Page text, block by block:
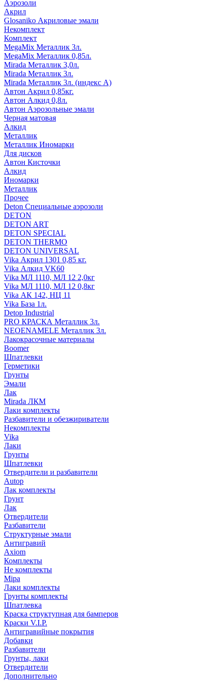
Аэрозоли
Акрил
Glosaniko Акриловые эмали
Некомплект
Комплект
MegaMix Металлик 3л.
MegaMix Металлик 0,85л.
Mirada Металлик 3,0л.
Mirada Металлик 3л.
Mirada Металлик 3л. (индекс А)
Автон Акрил 0,85кг.
Автон Алкид 0,8л.
Автон Аэрозольные эмали
Черная матовая
Алкид
Металлик
Металлик Иномарки
Для дисков
Автон Кисточки
Алкид
Иномарки
Металлик
Прочее
Deton Специальные аэрозоли
DETON
DETON ART
DETON SPECIAL
DETON THERMO
DETON UNIVERSAL
Vika Акрил 1301 0,85 кг.
Vika Алкид VK60
Vika МЛ 1110, МЛ 12 2,0кг
Vika МЛ 1110, МЛ 12 0,8кг
Vika АК 142, НЦ 11
Vika База 1л.
Detop Industrial
PRO КРАСКА Металлик 3л.
NEOENAMELE Металлик 3л.
Лакокрасочные материалы
Boomer
Шпатлевки
Герметики
Грунты
Эмали
Лак
Mirada ЛКМ
Лаки комплекты
Разбавители и обезжириватели
Некомплекты
Vika
Лаки
Грунты
Шпатлевки
Отвердители и разбавители
Autop
Лак комплекты
Грунт
Лак
Отвердители
Разбавители
Структурные эмали
Антигравий
Axiom
Комплекты
Не комплекты
Mipa
Лаки комплекты
Грунты комплекты
Шпатлевка
Краска структупная для бамперов
Краски V.I.P.
Антигравийные покрытия
Добавки
Разбавители
Грунты, лаки
Отвердители
Дополнительно